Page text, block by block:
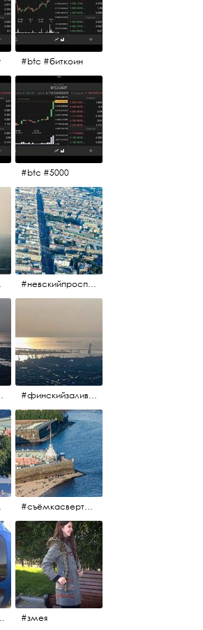
#btc #биткоин
#btc #5000
#невскийпроспект #центргорода #санктпетербург #осень2017 #когдапаришьнадгородом
#небонадпитером #осень2017 #финскийзалив #маркизовалужа #нева
#съёмкасвертолёта #питер #петропавловскаякрепость #нева #осень2017
#полётынадгородом #полёты #змея